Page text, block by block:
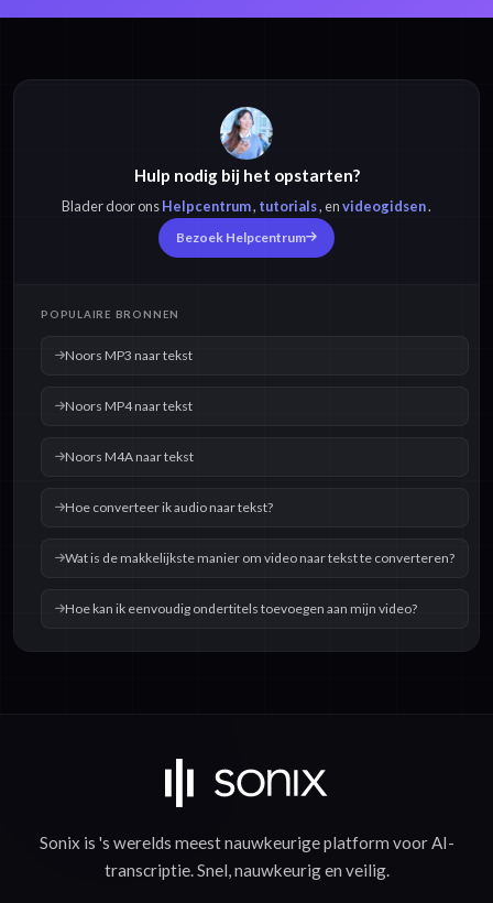
Hulp nodig bij het opstarten?
Blader door onsHelpcentrum, tutorials, envideogidsen.
Bezoek Helpcentrum
POPULAIRE BRONNEN
Noors MP3 naar tekst
Noors MP4 naar tekst
Noors M4A naar tekst
Hoe converteer ik audio naar tekst?
Wat is de makkelijkste manier om video naar tekst te converteren?
Hoe kan ik eenvoudig ondertitels toevoegen aan mijn video?
Sonix is 's werelds meest nauwkeurige platform voorAI-
transcriptie.Snel,nauwkeurigen veilig.